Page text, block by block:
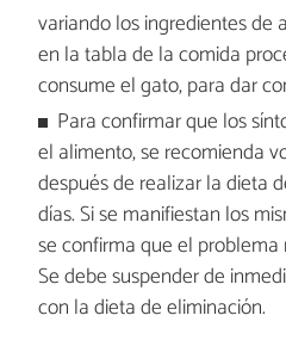
variando los ingredientes de
en la tabla de la comida
consume el gato, para dar
Para confirmar que los
el alimento, se recomienda
después de realizar la dieta
días. Si se manifiestan los
se confirma que el
Se debe suspender de
con la dieta de eliminación.